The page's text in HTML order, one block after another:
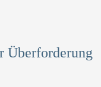
Überforderung